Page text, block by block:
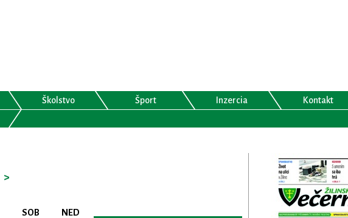
Školstvo Šport Inzercia Kontakt
>
SOB NED